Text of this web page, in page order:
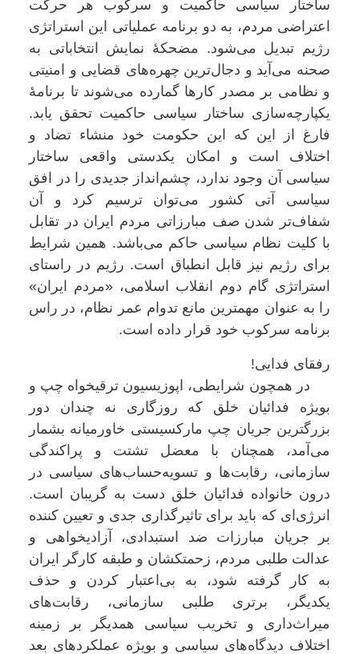
ساختار سیاسی حاکمیت و سرکوب هر حرکت
اعتراضی مردم، به دو برنامه عملیاتی این استراتژی
رژیم تبدیل می‌شود. مضحکۀ نمایش انتخاباتی به
صحنه می‌آید و دجال‌ترین چهره‌های قضایی و امنیتی
و نظامی بر مصدر کارها گمارده می‌شوند تا برنامۀ
یکپارچه‌سازی ساختار سیاسی حاکمیت تحقق یابد.
فارغ از این که این حکومت خود منشاء تضاد و
اختلاف است و امکان یکدستی واقعی ساختار
سیاسی آن وجود ندارد، چشم‌انداز جدیدی را در افق
سیاسی آتی کشور می‌توان ترسیم کرد و آن
شفاف‌تر شدن صف مبارزاتی مردم ایران در تقابل
با کلیت نظام سیاسی حاکم می‌باشد. همین شرایط
برای رژیم نیز قابل انطباق است. رژیم در راستای
استراتژی گام دوم انقلاب اسلامی، «مردم ایران»
را به عنوان مهمترین مانع تدوام عمر نظام، در راس
برنامه سرکوب خود قرار داده است.
رفقای فدایی!
در همچون شرایطی، اپوزیسیون ترقیخواه چپ و
بویژه فدائیان خلق که روزگاری نه چندان دور
بزرگترین جریان چپ مارکسیستی خاورمیانه بشمار
می‌آمد، همچنان با معضل تشتت و پراکندگی
سازمانی، رقابت‌ها و تسویه‌حساب‌های سیاسی در
درون خانواده فدائیان خلق دست به گریبان است.
انرژی‌ای که باید برای تاثیرگذاری جدی و تعیین کننده
بر جریان مبارزات ضد استبدادی، آزادیخواهی و
عدالت طلبی مردم، زحمتکشان و طبقه کارگر ایران
به کار گرفته شود، به بی‌اعتبار کردن و حذف
یکدیگر، برتری طلبی سازمانی، رقابت‌های
میراث‌داری و تخریب سیاسی همدیگر بر زمینه
اختلاف دیدگاه‌های سیاسی و بویژه عملکردهای بعد